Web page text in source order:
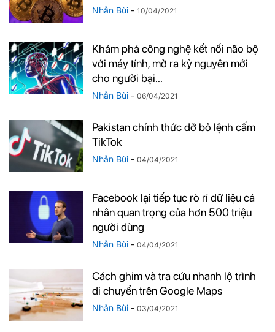
Nhẫn Bùi - 10/04/2021
Khám phá công nghệ kết nối não bộ
với máy tính, mở ra kỷ nguyên mới
cho người bại...
Nhẫn Bùi - 06/04/2021
Pakistan chính thức dỡ bỏ lệnh cấm
TikTok
Nhẫn Bùi - 04/04/2021
Facebook lại tiếp tục rò rỉ dữ liệu cá
nhân quan trọng của hơn 500 triệu
người dùng
Nhẫn Bùi - 04/04/2021
Cách ghim và tra cứu nhanh lộ trình
di chuyển trên Google Maps
Nhẫn Bùi - 03/04/2021